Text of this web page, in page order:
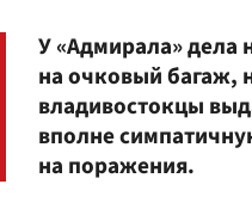
У «Адмирала» дела
на очковый багаж,
владивостокцы
вполне
на поражения.